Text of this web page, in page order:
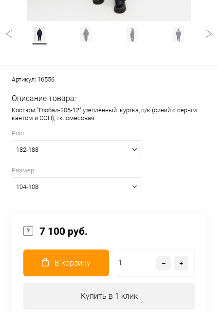
Артикул: 16556
Описание товара:
Костюм "Глобал-205-12" утеплённый :куртка, п/к (синий с серым
кантом и СОП), тк. смесовая
Рост:
182-188
Размер:
104-108
7 100 руб.
В корзину
Купить в 1 клик